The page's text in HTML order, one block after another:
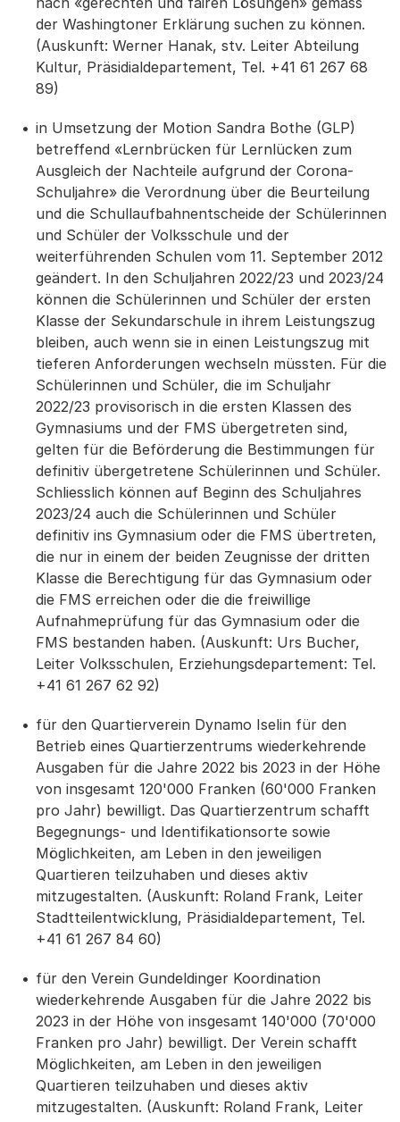
der Washingtoner Erklärung suchen zu können.
(Auskunft: Werner Hanak, stv. Leiter Abteilung
Kultur, Präsidialdepartement, Tel. +41 61 267 68
89)
in Umsetzung der Motion Sandra Bothe (GLP)
betreffend «Lernbrücken für Lernlücken zum
Ausgleich der Nachteile aufgrund der Corona-
Schuljahre» die Verordnung über die Beurteilung
und die Schullaufbahnentscheide der Schülerinnen
und Schüler der Volksschule und der
weiterführenden Schulen vom 11. September 2012
geändert. In den Schuljahren 2022/23 und 2023/24
können die Schülerinnen und Schüler der ersten
Klasse der Sekundarschule in ihrem Leistungszug
bleiben, auch wenn sie in einen Leistungszug mit
tieferen Anforderungen wechseln müssten. Für die
Schülerinnen und Schüler, die im Schuljahr
2022/23 provisorisch in die ersten Klassen des
Gymnasiums und der FMS übergetreten sind,
gelten für die Beförderung die Bestimmungen für
definitiv übergetretene Schülerinnen und Schüler.
Schliesslich können auf Beginn des Schuljahres
2023/24 auch die Schülerinnen und Schüler
definitiv ins Gymnasium oder die FMS übertreten,
die nur in einem der beiden Zeugnisse der dritten
Klasse die Berechtigung für das Gymnasium oder
die FMS erreichen oder die die freiwillige
Aufnahmeprüfung für das Gymnasium oder die
FMS bestanden haben. (Auskunft: Urs Bucher,
Leiter Volksschulen, Erziehungsdepartement: Tel.
+41 61 267 62 92)
für den Quartierverein Dynamo Iselin für den
Betrieb eines Quartierzentrums wiederkehrende
Ausgaben für die Jahre 2022 bis 2023 in der Höhe
von insgesamt 120'000 Franken (60'000 Franken
pro Jahr) bewilligt. Das Quartierzentrum schafft
Begegnungs- und Identifikationsorte sowie
Möglichkeiten, am Leben in den jeweiligen
Quartieren teilzuhaben und dieses aktiv
mitzugestalten. (Auskunft: Roland Frank, Leiter
Stadtteilentwicklung, Präsidialdepartement, Tel.
+41 61 267 84 60)
für den Verein Gundeldinger Koordination
wiederkehrende Ausgaben für die Jahre 2022 bis
2023 in der Höhe von insgesamt 140'000 (70'000
Franken pro Jahr) bewilligt. Der Verein schafft
Möglichkeiten, am Leben in den jeweiligen
Quartieren teilzuhaben und dieses aktiv
mitzugestalten. (Auskunft: Roland Frank, Leiter